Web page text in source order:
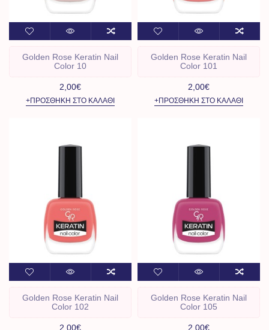
Golden Rose Keratin Nail
Color 10
2,00€
+ΠΡΟΣΘΉΚΗ ΣΤΟ ΚΑΛΆΘΙ
Golden Rose Keratin Nail
Color 101
2,00€
+ΠΡΟΣΘΉΚΗ ΣΤΟ ΚΑΛΆΘΙ
Golden Rose Keratin Nail
Color 102
2,00€
Golden Rose Keratin Nail
Color 105
2,00€